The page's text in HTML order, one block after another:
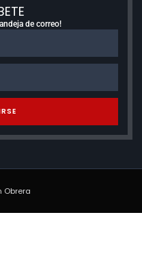
de correo!
Obrera